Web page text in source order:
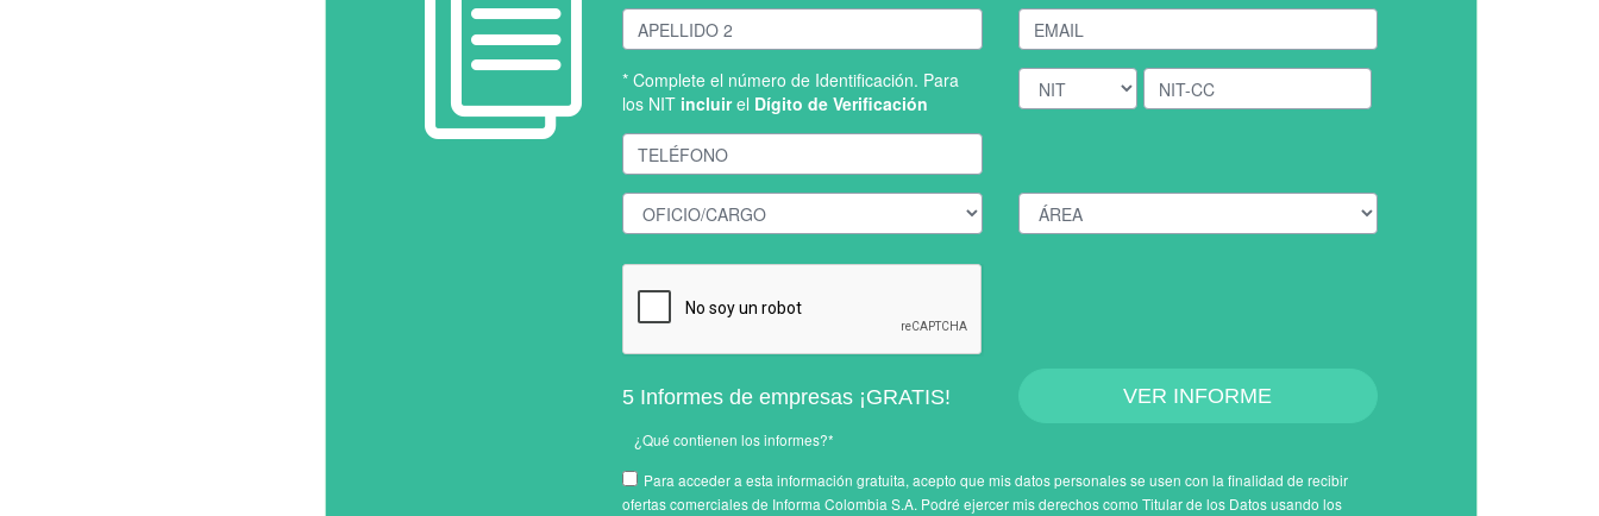
* Complete el número de Identificación. Para
los NIT incluirel Dígito de Verificación
5 Informes de empresas ¡GRATIS!
¿Qué contienen los informes?*
VER INFORME
Para acceder a esta información gratuita, acepto que mis datos personales se usen con la finalidad de recibir
ofertas comerciales de Informa Colombia S.A. Podré ejercer mis derechos como Titular de los Datos usando los